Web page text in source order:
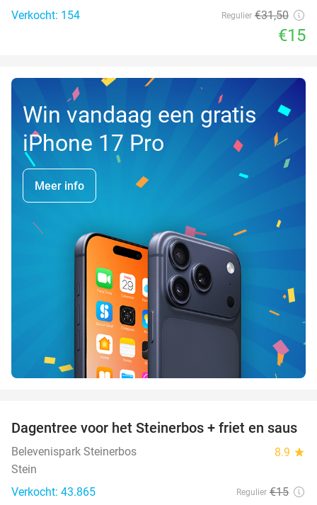
Verkocht: 154
Regulier €31,50
€15
Win vandaag een gratis
iPhone 17 Pro
Meer info
37%
Dagentree voor het Steinerbos + friet en saus
Belevenispark Steinerbos 8.9 star
Stein
Verkocht: 43.865
Regulier €15